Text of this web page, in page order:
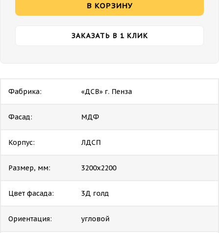
В КОРЗИНУ
ЗАКАЗАТЬ В 1 КЛИК
Фабрика: «ДСВ» г. Пенза
Фасад: МДФ
Корпус: ЛДСП
Размер, мм: 3200х2200
Цвет фасада: 3Д голд
Ориентация: угловой